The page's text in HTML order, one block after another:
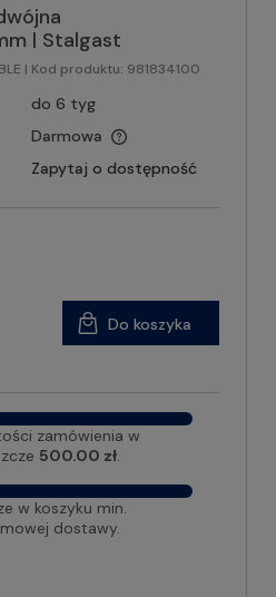
| Stalgast
| Kod produktu: 981834100
do 6 tyg
Darmowa
Zapytaj o dostępność
Do koszyka
zamówienia w
500.00 zł.
w koszyku min.
dostawy.